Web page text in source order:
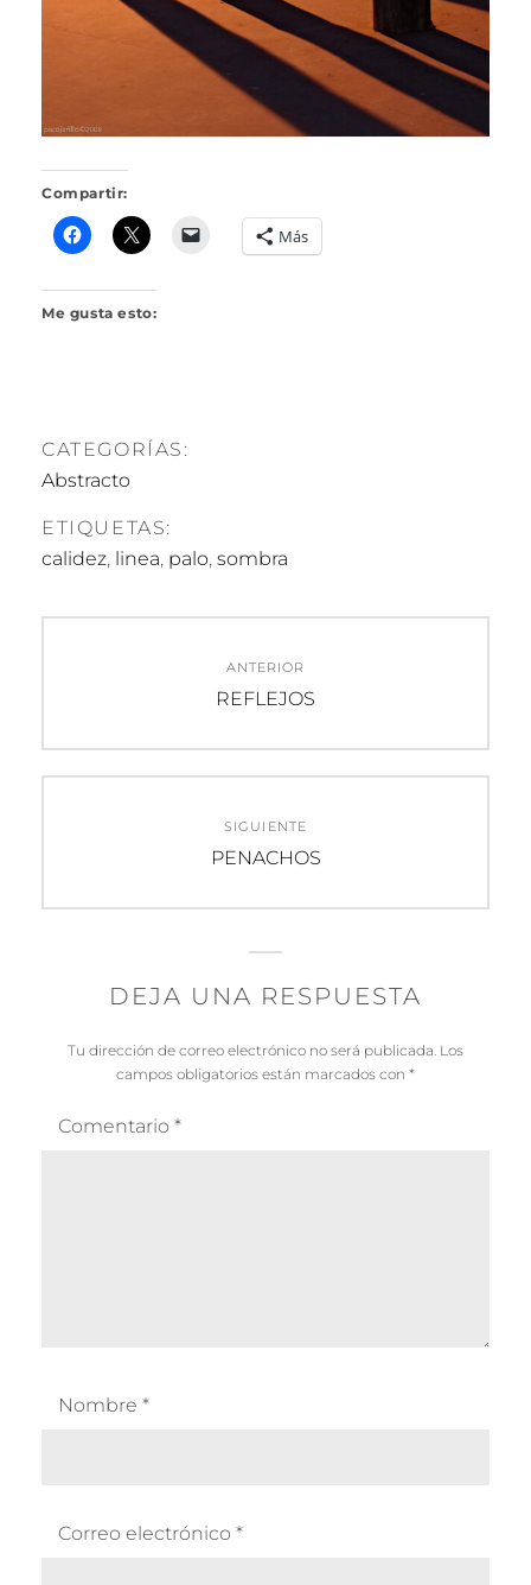
R
L
Compartir:
Más
Me gusta esto:
CATEGORÍAS:
Abstracto
ETIQUETAS:
calidez, linea, palo, sombra
entradas
ANTERIOR
Entrada
REFLEJOS
SIGUIENTE
Entrada
PENACHOS
DEJA UNA RESPUESTA
Tu dirección de correo electrónico no será publicada. Los
campos obligatorios están marcados con *
Comentario *
Nombre *
Correo electrónico *